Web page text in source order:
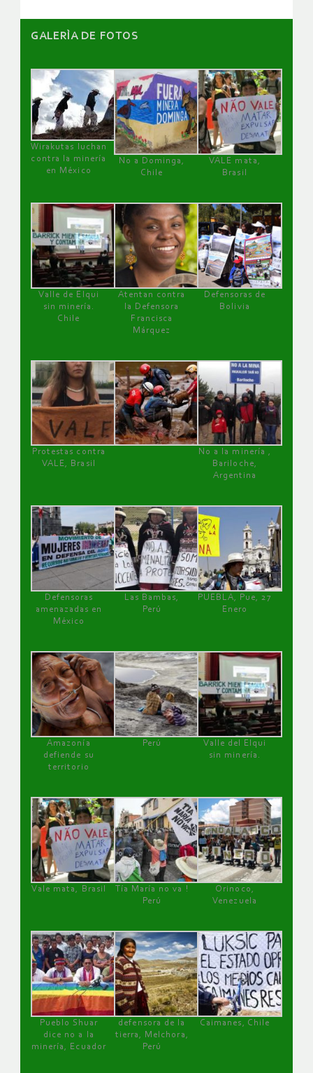
GALERÌA DE FOTOS
Wirakutas luchan
contra la minería
en México
No a Dominga,
Chile
VALE mata,
Brasil
Valle de Elqui
sin minería.
Chile
Atentan contra
la Defensora
Francisca
Márquez
Defensoras de
Bolivia
Protestas contra
VALE, Brasil
No a la minería ,
Bariloche,
Argentina
Defensoras
amenazadas en
México
Las Bambas,
Perú
PUEBLA, Pue, 27
Enero
Amazonía
defiende su
territorio
Perú
Valle del Elqui
sin minería.
Vale mata, Brasil
Tía María no va !
Perú
Orinoco,
Venezuela
Pueblo Shuar
dice no a la
minería, Ecuador
defensora de la
tierra, Melchora,
Perú
Caimanes, Chile